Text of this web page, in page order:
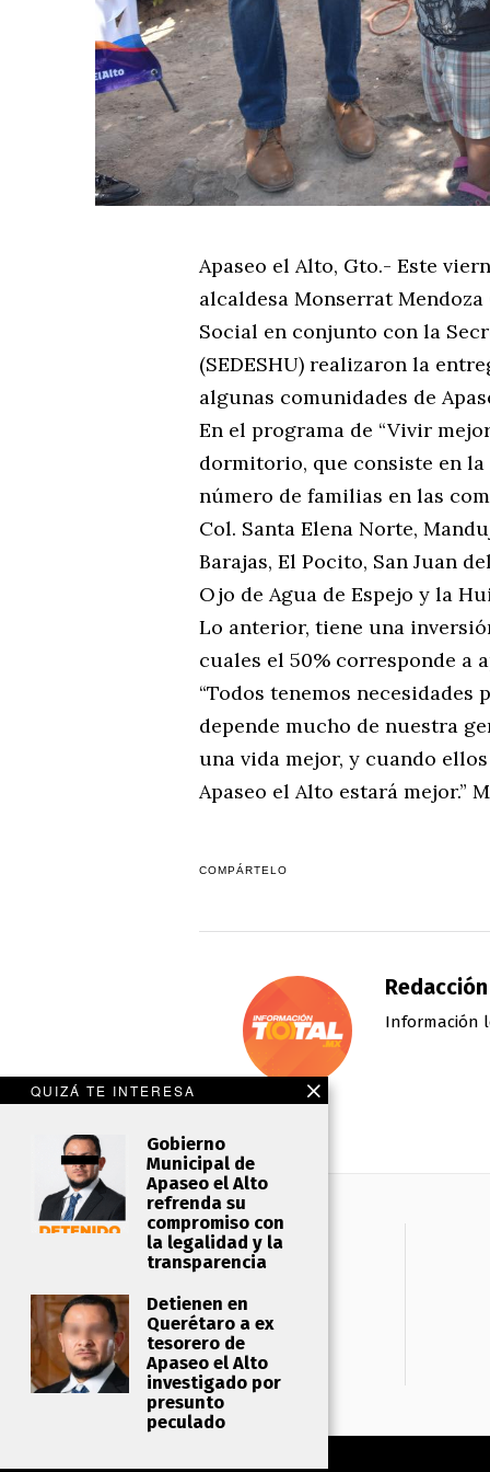
Apaseo el Alto, Gto.- Este
alcaldesa Monserrat
Social en conjunto con la
(SEDESHU) realizaron la
algunas comunidades de
En el programa de “Vivir
dormitorio, que consiste en
número de familias en las
Col. Santa Elena Norte,
Barajas, El Pocito, San Juan
Ojo de Agua de Espejo y la
Lo anterior, tiene una
cuales el 50% corresponde a
“Todos tenemos
depende mucho de nuestra
una vida mejor, y cuando
Apaseo el Alto estará mejor.”
COMPÁRTELO
Información
QUIZÁ TE INTERESA
Gobierno
Municipal de
Apaseo el Alto
refrenda su
compromiso con
la legalidad y la
transparencia
Detienen en
Querétaro a ex
tesorero de
Apaseo el Alto
investigado por
presunto
peculado